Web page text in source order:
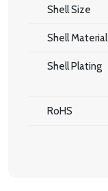
Shell Size
Shell Material
Shell Plating
RoHS